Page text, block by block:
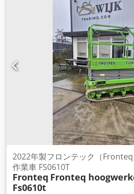
2022年製フロンテック（
作業車 FS0610T
Fronteq Fronteq
Fs0610t